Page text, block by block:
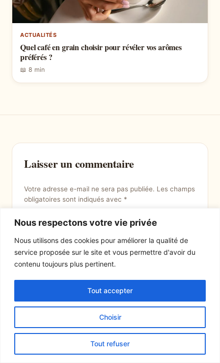
Nous respectons votre vie privée
Nous utilisons des cookies pour améliorer la qualité de
service proposée sur le site et vous permettre d'avoir du
contenu toujours plus pertinent.
Choisir
Tout refuser
Tout accepter
ACTUALITÉS
Quel café en grain choisir pour révéler vos arômes
préférés ?
📖 8 min
Laisser un commentaire
Votre adresse e-mail ne sera pas publiée. Les champs
obligatoires sont indiqués avec *
Nom*